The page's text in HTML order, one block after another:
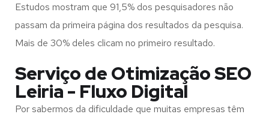
Estudos mostram que 91,5% dos pesquisadores não
passam da primeira página dos resultados da pesquisa.
Mais de 30% deles clicam no primeiro resultado.
Serviço de Otimização SEO
Leiria - Fluxo Digital
Por sabermos da dificuldade que muitas empresas têm